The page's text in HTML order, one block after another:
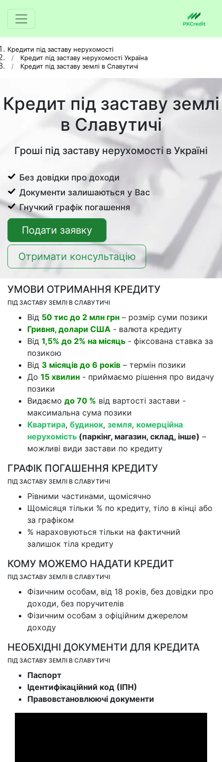
Кредити під заставу нерухомості
Кредит під заставу нерухомості Україна
Кредит під заставу землі в Славутичі
Кредит під заставу землі
в Славутичі
Гроші під заставу нерухомості в Україні
Без довідки про доходи
Документи залишаються у Вас
Гнучкий графік погашення
Подати заявку
Отримати консультацію
УМОВИ ОТРИМАННЯ КРЕДИТУ
ПІД ЗАСТАВУ ЗЕМЛІ В СЛАВУТИЧІ
Від 50 тис до 2 млн грн – розмір суми позики
Гривня, долари США - валюта кредиту
Від 1,5% до 2% на місяць - фіксована ставка за
позикою
Від 3 місяців до 6 років – термін позики
До 15 хвилин - приймаємо рішення про видачу
позики
Видаємо до 70 % від вартості застави -
максимальна сума позики
Квартира, будинок, земля, комерційна
нерухомість (паркінг, магазин, склад, інше) –
можливі види застави по кредиту
ГРАФІК ПОГАШЕННЯ КРЕДИТУ
ПІД ЗАСТАВУ ЗЕМЛІ В СЛАВУТИЧІ
Рівними частинами, щомісячно
Щомісяця тільки % по кредиту, тіло в кінці або
за графіком
% нараховуються тільки на фактичний
залишок тіла кредиту
КОМУ МОЖЕМО НАДАТИ КРЕДИТ
ПІД ЗАСТАВУ ЗЕМЛІ В СЛАВУТИЧІ
Фізичним особам, від 18 років, без довідки про
доходи, без поручителів
Фізичним особам з офіційним джерелом
доходу
НЕОБХІДНІ ДОКУМЕНТИ ДЛЯ КРЕДИТА
ПІД ЗАСТАВУ ЗЕМЛІ В СЛАВУТИЧІ
Паспорт
Ідентифікаційний код (ІПН)
Правовстановлюючі документи